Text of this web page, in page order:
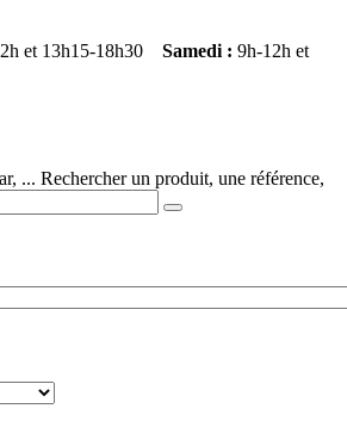
et 13h15-18h30 Samedi : 9h-12h et
... Rechercher un produit, une référence,